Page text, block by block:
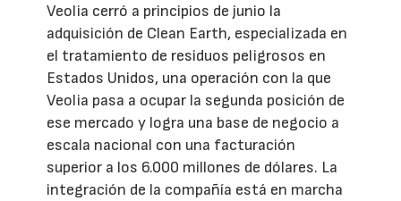
Veolia cerró a principios de junio la
adquisición de Clean Earth, especializada en
el tratamiento de residuos peligrosos en
Estados Unidos, una operación con la que
Veolia pasa a ocupar la segunda posición de
ese mercado y logra una base de negocio a
escala nacional con una facturación
superior a los 6.000 millones de dólares. La
integración de la compañía está en marcha